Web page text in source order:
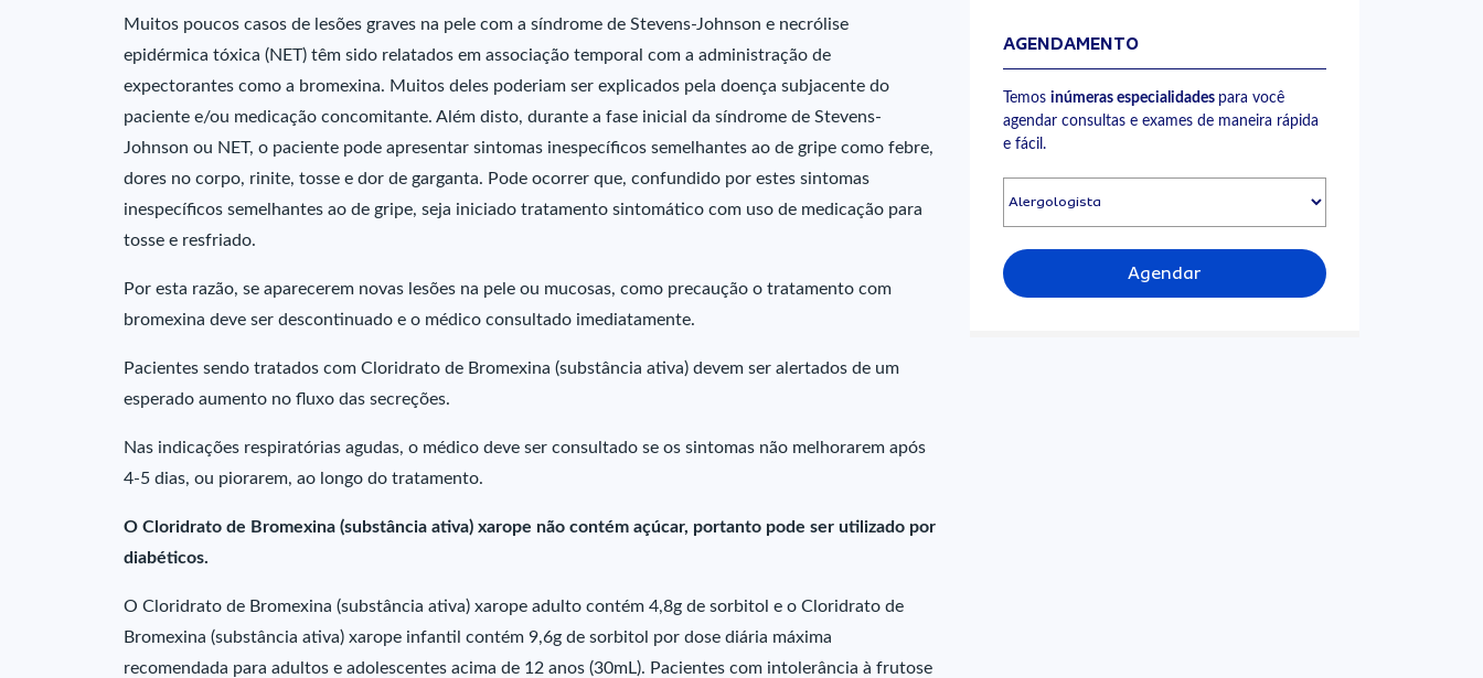
Muitos poucos casos de lesões graves na pele com a síndrome de Stevens-Johnson e necrólise
epidérmica tóxica (NET) têm sido relatados em associação temporal com a administração de
expectorantes como a bromexina. Muitos deles poderiam ser explicados pela doença subjacente do
paciente e/ou medicação concomitante. Além disto, durante a fase inicial da síndrome de Stevens-
Johnson ou NET, o paciente pode apresentar sintomas inespecíficos semelhantes ao de gripe como febre,
dores no corpo, rinite, tosse e dor de garganta. Pode ocorrer que, confundido por estes sintomas
inespecíficos semelhantes ao de gripe, seja iniciado tratamento sintomático com uso de medicação para
tosse e resfriado.
Por esta razão, se aparecerem novas lesões na pele ou mucosas, como precaução o tratamento com
bromexina deve ser descontinuado e o médico consultado imediatamente.
Pacientes sendo tratados com Cloridrato de Bromexina (substância ativa) devem ser alertados de um
esperado aumento no fluxo das secreções.
Nas indicações respiratórias agudas, o médico deve ser consultado se os sintomas não melhorarem após
4-5 dias, ou piorarem, ao longo do tratamento.
O Cloridrato de Bromexina (substância ativa) xarope não contém açúcar, portanto pode ser utilizado por
diabéticos.
O Cloridrato de Bromexina (substância ativa) xarope adulto contém 4,8g de sorbitol e o Cloridrato de
Bromexina (substância ativa) xarope infantil contém 9,6g de sorbitol por dose diária máxima
recomendada para adultos e adolescentes acima de 12 anos (30mL). Pacientes com intolerância à frutose
AGENDAMENTO
Temos inúmeras especialidades para você
agendar consultas e exames de maneira rápida
e fácil.
Agendar